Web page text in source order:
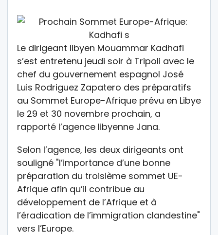
Le dirigeant libyen Mouammar Kadhafi
s’est entretenu jeudi soir à Tripoli avec le
chef du gouvernement espagnol José
Luis Rodriguez Zapatero des préparatifs
au Sommet Europe-Afrique prévu en Libye
le 29 et 30 novembre prochain, a
rapporté l’agence libyenne Jana.
Selon l’agence, les deux dirigeants ont
souligné "l’importance d’une bonne
préparation du troisième sommet UE-
Afrique afin qu’il contribue au
développement de l’Afrique et à
l’éradication de l’immigration clandestine"
vers l’Europe.